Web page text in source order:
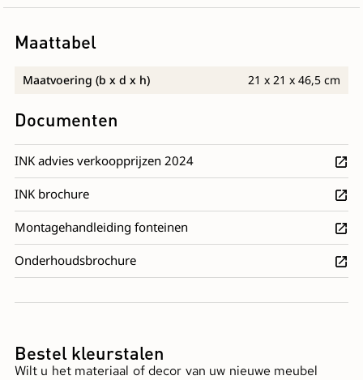
Documenten
INK advies verkoopprijzen 2024
INK brochure
Montagehandleiding fonteinen
Onderhoudsbrochure
Maattabel
Maatvoering (b x d x h) 21 x 21 x 46,5 cm
Bestel kleurstalen
Wilt u het materiaal of decor van uw nieuwe meubel